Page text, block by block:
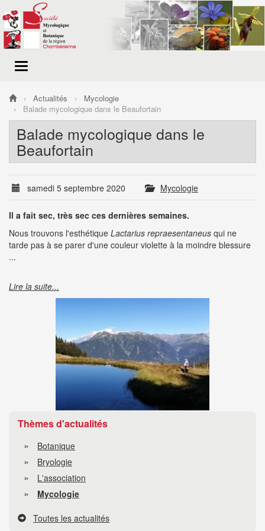
Menu
Actualités
Mycologie
Balade mycologique dans le Beaufortain
Balade mycologique dans le
Beaufortain
samedi 5 septembre 2020 Mycologie
Il a fait sec, très sec ces dernières semaines.
Nous trouvons l'esthétique Lactarius repraesentaneus qui ne
tarde pas à se parer d'une couleur violette à la moindre blessure
...
Lire la suite...
Thèmes d'actualités
Botanique
Bryologie
L'association
Mycologie
Toutes les actualités